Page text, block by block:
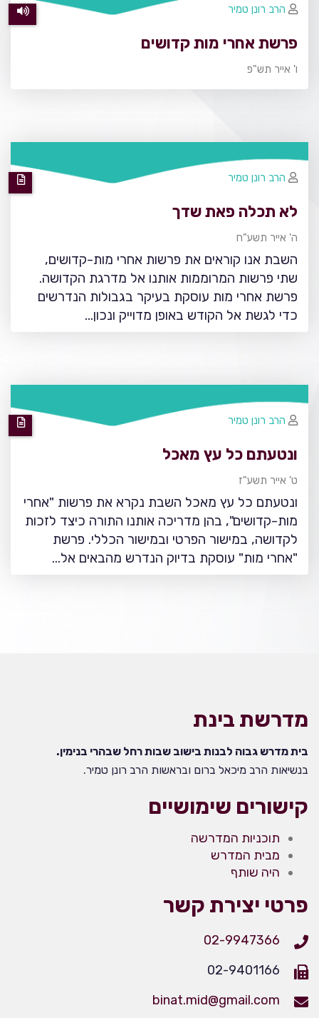
פרשת אחרי מות קדושים
ו' אייר תש"פ
הרב רונן טמיר
לא תכלה פאת שדך
ה' אייר תשע"ח
השבת אנו קוראים את פרשות אחרי מות-קדושים,
שתי פרשות המרוממות אותנו אל מדרגת הקדושה.
פרשת אחרי מות עוסקת בעיקר בגבולות הנדרשים
כדי לגשת אל הקודש באופן מדוייק ונכון...
הרב רונן טמיר
ונטעתם כל עץ מאכל
ט' אייר תשע"ז
ונטעתם כל עץ מאכל השבת נקרא את פרשות "אחרי
מות-קדושים", בהן מדריכה אותנו התורה כיצד לזכות
לקדושה, במישור הפרטי ובמישור הכללי. פרשת
"אחרי מות" עוסקת בדיוק הנדרש מהבאים אל…
הרב רונן טמיר
מדרשת בינת
בית מדרש גבוה לבנות בישוב שבות רחל שבהרי בנימין.
בנשיאות הרב מיכאל ברום ובראשות הרב רונן טמיר.
קישורים שימושיים
תוכניות המדרשה
מבית המדרש
היה שותף
פרטי יצירת קשר
02-9947366
02-9401166
binat.mid@gmail.com